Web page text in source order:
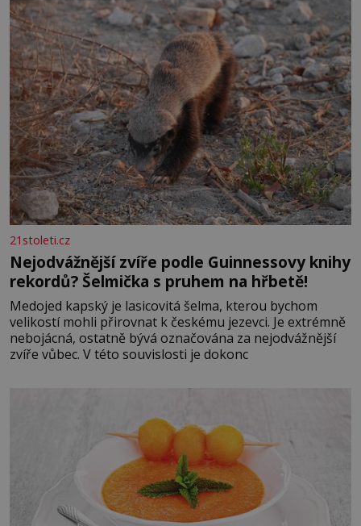
Velkých Losinách nebo v termálním
21stoleti.cz
Nejodvážnější zvíře podle Guinnessovy knihy
rekordů? Šelmička s pruhem na hřbetě!
Medojed kapský je lasicovitá šelma, kterou bychom
velikostí mohli přirovnat k českému jezevci. Je extrémně
nebojácná, ostatně bývá označována za nejodvážnější
zvíře vůbec. V této souvislosti je dokonc